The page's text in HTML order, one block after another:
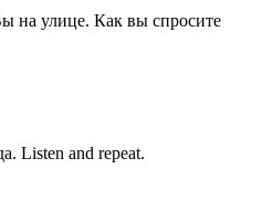
на улице. Как вы спросите
Listen and repeat.